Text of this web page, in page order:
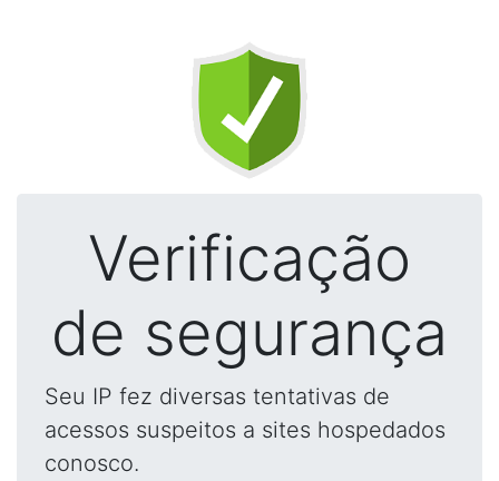
Verificação
de segurança
Seu IP fez diversas tentativas de
acessos suspeitos a sites hospedados
conosco.